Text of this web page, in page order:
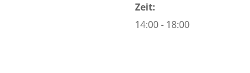
Zeit:
14:00 - 18:00